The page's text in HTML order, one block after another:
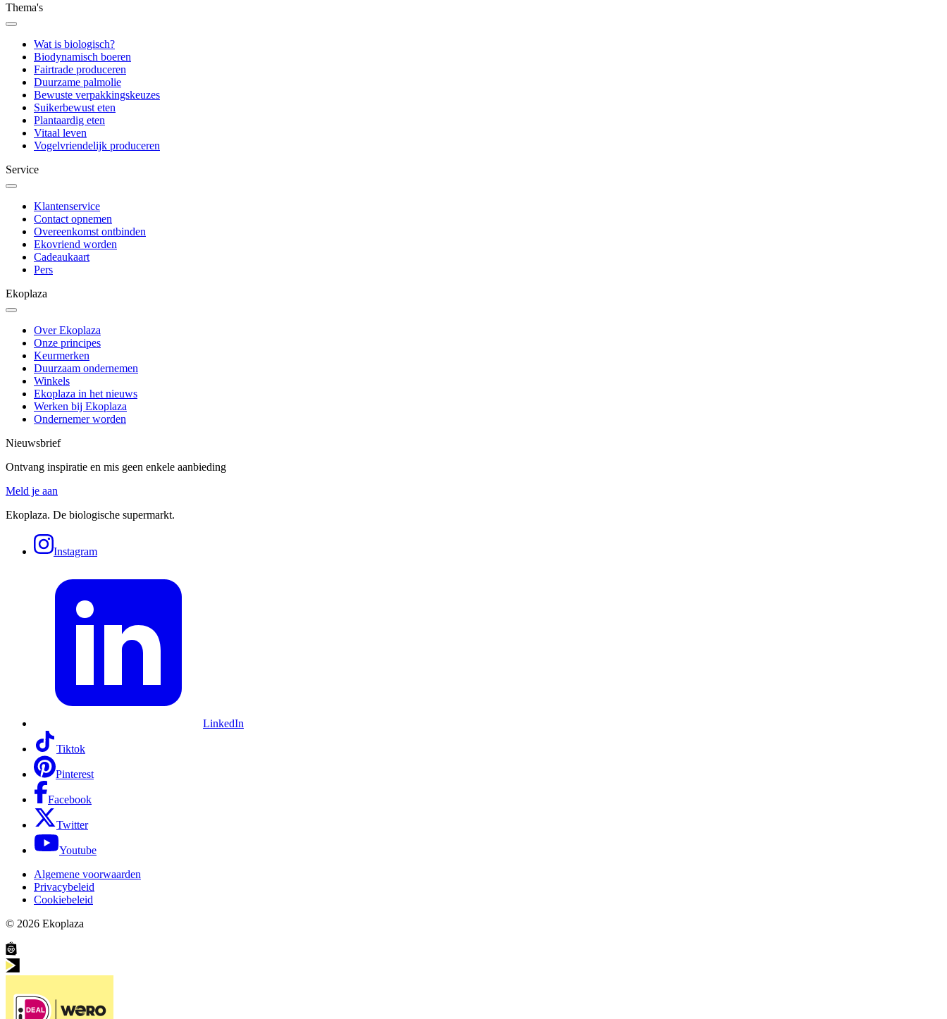
Thema's
Wat is biologisch?
Biodynamisch boeren
Fairtrade produceren
Duurzame palmolie
Bewuste verpakkingskeuzes
Suikerbewust eten
Plantaardig eten
Vitaal leven
Vogelvriendelijk produceren
Service
Klantenservice
Contact opnemen
Overeenkomst ontbinden
Ekovriend worden
Cadeaukaart
Pers
Ekoplaza
Over Ekoplaza
Onze principes
Keurmerken
Duurzaam ondernemen
Winkels
Ekoplaza in het nieuws
Werken bij Ekoplaza
Ondernemer worden
Nieuwsbrief
Ontvang inspiratie en mis geen enkele aanbieding
Meld je aan
Ekoplaza. De biologische supermarkt.
Instagram
LinkedIn
Tiktok
Pinterest
Facebook
Twitter
Youtube
Algemene voorwaarden
Privacybeleid
Cookiebeleid
© 2026 Ekoplaza